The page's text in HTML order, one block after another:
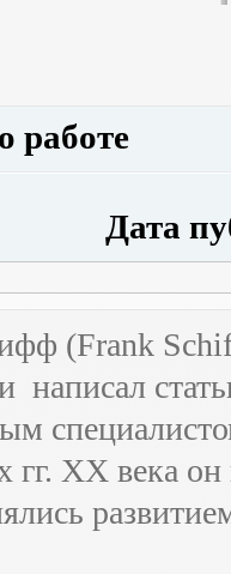
работе
Дата
(Frank
написал
XX века